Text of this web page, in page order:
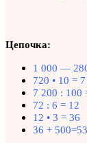
Цепочка:
1 000 —
720 • 10 =
7 200 : 100
72 : 6 = 12
12 • 3 = 36
36 +